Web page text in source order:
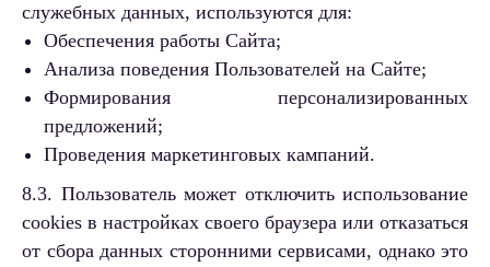
служебных данных, используются для:
Обеспечения работы Сайта;
Анализа поведения Пользователей на Сайте;
Формирования персонализированных
предложений;
Проведения маркетинговых кампаний.
8.3. Пользователь может отключить использование
cookies в настройках своего браузера или отказаться
от сбора данных сторонними сервисами, однако это